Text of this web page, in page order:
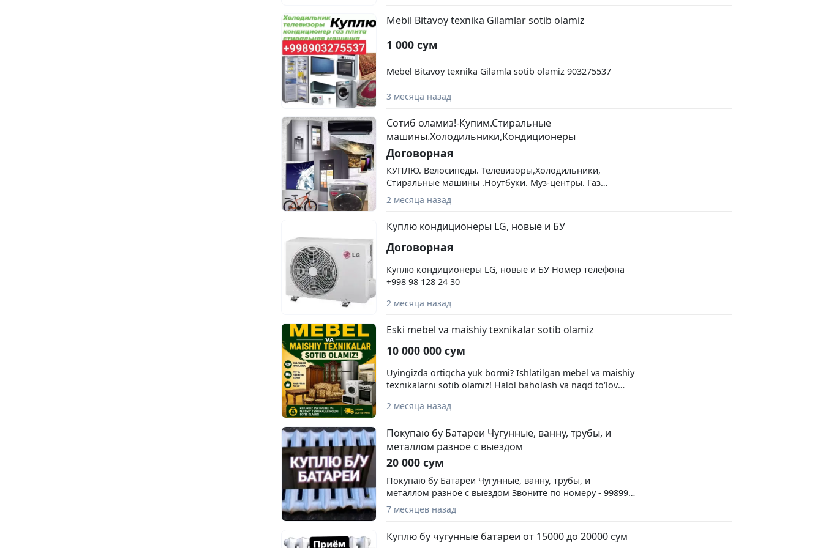
https://t.me/Nodir777robot (Телеграм)
Mebil Bitavoy texnika Gilamlar sotib olamiz
1 000 сум
Mebel Bitavoy texnika Gilamla sotib olamiz 903275537
3 месяца назад
Сотиб оламиз!-Купим.Стиральные
машины.Холодильники,Кондиционеры
Договорная
КУПЛЮ. Велосипеды. Телевизоры,Холодильники,
Стиральные машины .Ноутбуки. Муз-центры. Газ
плиты,Морозильники,Кондиционеры. (Рабочие и
Нерабочие)
2 месяца назад
Куплю кондиционеры LG, новые и БУ
Договорная
Куплю кондиционеры LG, новые и БУ Номер телефона
+998 98 128 24 30
2 месяца назад
Eski mebel va maishiy texnikalar sotib olamiz
10 000 000 сум
Uyingizda ortiqcha yuk bormi? Ishlatilgan mebel va maishiy
texnikalarni sotib olamiz! Halol baholash va naqd toʻlov
2 месяца назад
Покупаю бу Батареи Чугунные, ванну, трубы, и
металлом разное с выездом
20 000 сум
Покупаю бу Батареи Чугунные, ванну, трубы, и
металлом разное с выездом Звоните по номеру - 99899
3414233
7 месяцев назад
Куплю бу чугунные батареи от 15000 до 20000 сум